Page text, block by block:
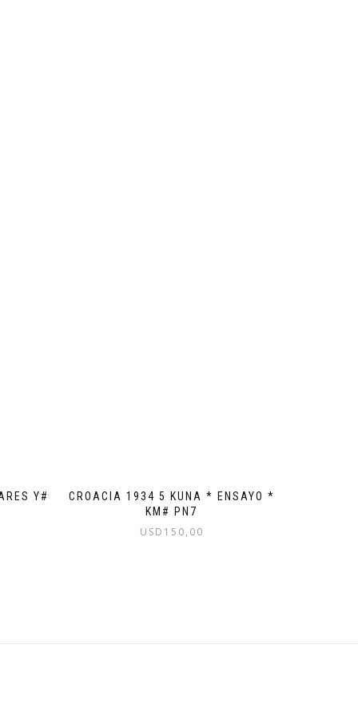
Y#
CROACIA 1934 5 KUNA * ENSAYO *
KM# PN7
USD 150,00